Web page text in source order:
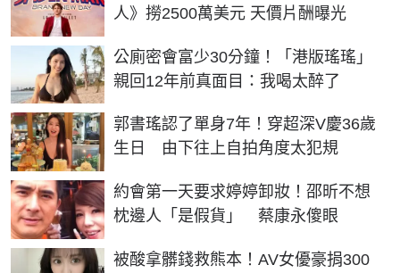
人》撈2500萬美元 天價片酬曝光
公廁密會富少30分鐘！「港版瑤瑤」
親回12年前真面目：我喝太醉了
郭書瑤認了單身7年！穿超深V慶36歲
生日 由下往上自拍角度太犯規
約會第一天要求婷婷卸妝！邵昕不想
枕邊人「是假貨」 蔡康永傻眼
被酸拿髒錢救熊本！AV女優豪捐300